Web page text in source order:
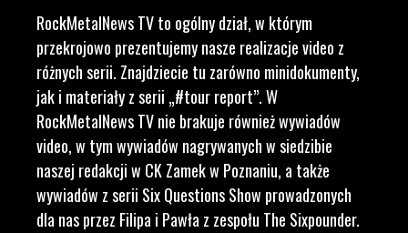
RockMetalNews TV to ogólny dział, w którym
przekrojowo prezentujemy nasze realizacje video z
różnych serii. Znajdziecie tu zarówno minidokumenty,
jak i materiały z serii „#tour report”. W
RockMetalNews TV nie brakuje również wywiadów
video, w tym wywiadów nagrywanych w siedzibie
naszej redakcji w CK Zamek w Poznaniu, a także
wywiadów z serii Six Questions Show prowadzonych
dla nas przez Filipa i Pawła z zespołu The Sixpounder.